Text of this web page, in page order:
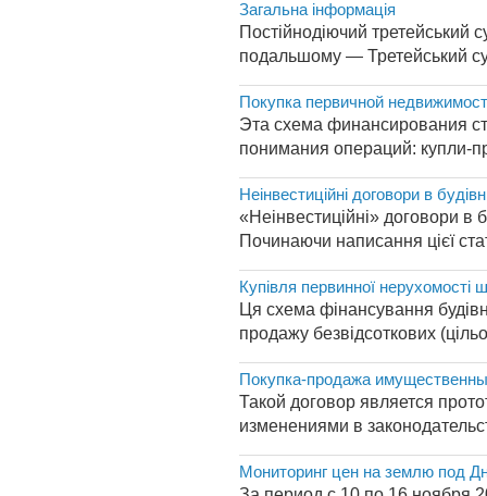
Загальна інформація
Постійнодіючий третейський
подальшому — Третейський
Покупка первичной
Эта схема финансирования
понимания операций: купли-
Неінвестиційні договори в
«Неінвестиційні» договори в
Починаючи написання цієї
Купівля первинної нерухомості
Ця схема фінансування
продажу безвідсоткових
Покупка-продажа
Такой договор является
изменениями в
Мониторинг цен на землю под